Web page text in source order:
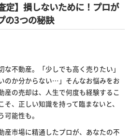
定】損しないために！プロが
の3つの秘訣
不動産。「少しでも高く売りたい」
のか分からない…」そんなお悩みをお
産の売却は、人生で何度も経験するこ
、正しい知識を持って臨まないと、
能性も。
産市場に精通したプロが、あなたの不